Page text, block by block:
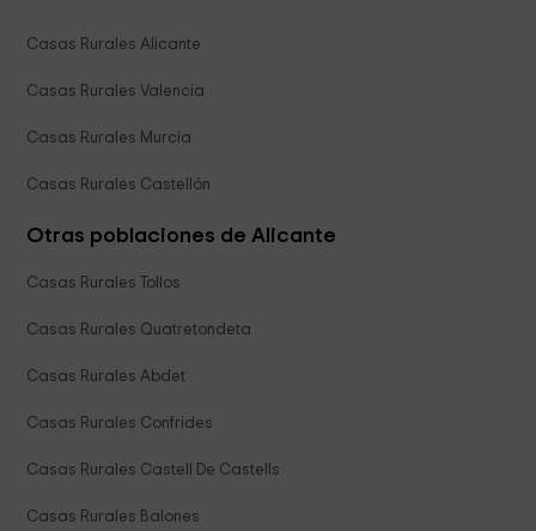
Casas Rurales Alicante
Casas Rurales Valencia
Casas Rurales Murcia
Casas Rurales Castellón
Otras poblaciones de Alicante
Casas Rurales Tollos
Casas Rurales Quatretondeta
Casas Rurales Abdet
Casas Rurales Confrides
Casas Rurales Castell De Castells
Casas Rurales Balones